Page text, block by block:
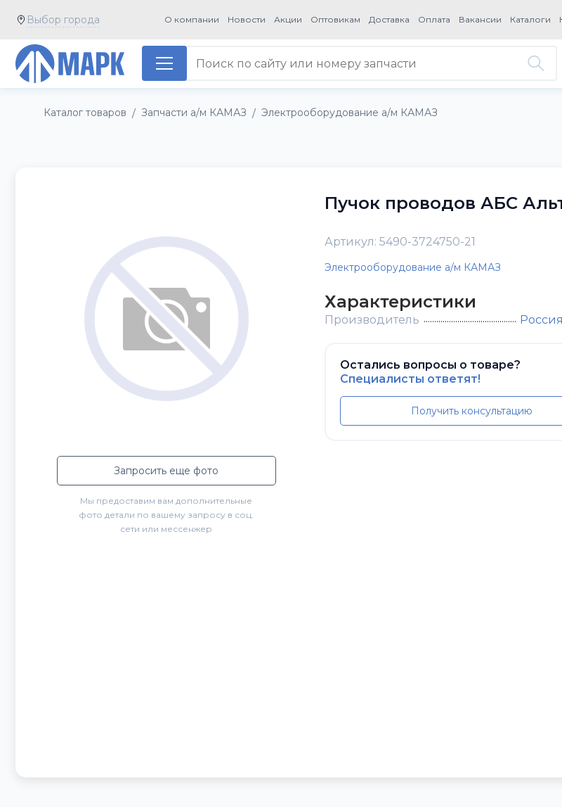
Выбор города О компании Новости Акции Оптовикам Доставка Оплата Вакансии Каталоги
Каталог товаров / Запчасти а/м КАМАЗ / Электрооборудование а/м КАМАЗ
Запросить еще фото
Мы предоставим вам дополнительные
фото детали по вашему запросу в соц.
сети или мессенжер
Пучок проводов АБС
Артикул: 5490-3724750-21
Электрооборудование а/м КАМАЗ
Характеристики
Производитель Россия
Остались вопросы о товаре?
Специалисты ответят!
Получить консультацию